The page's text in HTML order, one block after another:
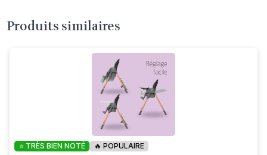
Produits similaires
⭐ TRÈS BIEN NOTÉ
🔥 POPULAIRE